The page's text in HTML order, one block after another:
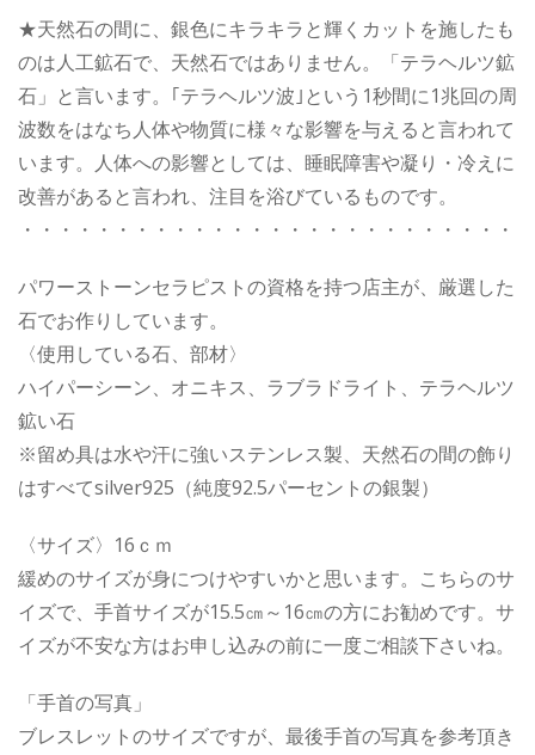
★天然石の間に、銀色にキラキラと輝くカットを施したも
のは人工鉱石で、天然石ではありません。「テラヘルツ鉱
石」と言います。｢テラヘルツ波｣という1秒間に1兆回の周
波数をはなち人体や物質に様々な影響を与えると言われて
います。人体への影響としては、睡眠障害や凝り・冷えに
改善があると言われ、注目を浴びているものです。
・・・・・・・・・・・・・・・・・・・・・・・・・・
パワーストーンセラピストの資格を持つ店主が、厳選した
石でお作りしています。
〈使用している石、部材〉
ハイパーシーン、オニキス、ラブラドライト、テラヘルツ
鉱い石
※留め具は水や汗に強いステンレス製、天然石の間の飾り
はすべてsilver925（純度92.5パーセントの銀製）
〈サイズ〉16ｃｍ
緩めのサイズが身につけやすいかと思います。こちらのサ
イズで、手首サイズが15.5㎝～16㎝の方にお勧めです。サ
イズが不安な方はお申し込みの前に一度ご相談下さいね。
「手首の写真」
ブレスレットのサイズですが、最後手首の写真を参考頂き